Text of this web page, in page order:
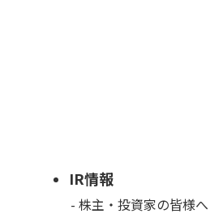
IR情報
株主・投資家の皆様へ